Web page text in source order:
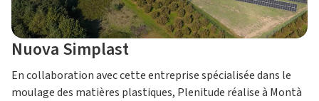
Nuova Simplast
En collaboration avec cette entreprise spécialisée dans le
moulage des matières plastiques, Plenitude réalise à Montà